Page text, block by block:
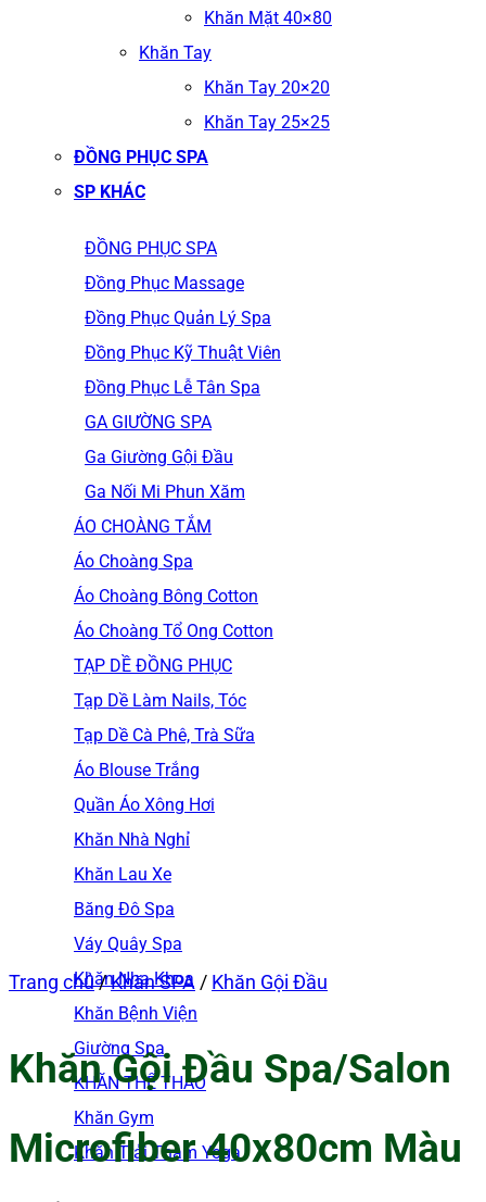
Khăn Mặt 40×80
Khăn Tay
Khăn Tay 20×20
Khăn Tay 25×25
ĐỒNG PHỤC SPA
SP KHÁC
ĐỒNG PHỤC SPA
Đồng Phục Massage
Đồng Phục Quản Lý Spa
Đồng Phục Kỹ Thuật Viên
Đồng Phục Lễ Tân Spa
GA GIƯỜNG SPA
Ga Giường Gội Đầu
Ga Nối Mi Phun Xăm
ÁO CHOÀNG TẮM
Áo Choàng Spa
Áo Choàng Bông Cotton
Áo Choàng Tổ Ong Cotton
TẠP DỀ ĐỒNG PHỤC
Tạp Dề Làm Nails, Tóc
Tạp Dề Cà Phê, Trà Sữa
Áo Blouse Trắng
Quần Áo Xông Hơi
Khăn Nhà Nghỉ
Khăn Lau Xe
Băng Đô Spa
Váy Quây Spa
Khăn Nha Khoa
Khăn Bệnh Viện
Giường Spa
KHĂN THỂ THAO
Khăn Gym
Khăn Trải Thảm Yoga
Trang chủ/Khăn SPA / Khăn Gội Đầu
Khăn Gội Đầu Spa/Salon
Microfiber 40x80cm Màu